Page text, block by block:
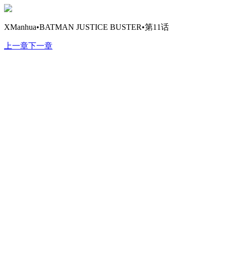
XManhua•BATMAN JUSTICE BUSTER•第11话
上一章下一章